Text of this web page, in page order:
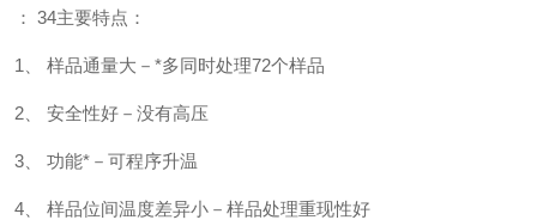
： 34主要特点：
1 、 样品通量大－*多同时处理72个样品
2 、 安全性好－没有高压
3 、 功能*－可程序升温
4 、 样品位间温度差异小－样品处理重现性好